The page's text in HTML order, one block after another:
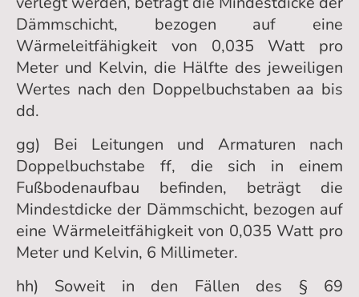
Dämmschicht, bezogen auf eine
Wärmeleitfähigkeit von 0,035 Watt pro
Meter und Kelvin, die Hälfte des jeweiligen
Wertes nach den Doppelbuchstaben aa bis
dd.
gg) Bei Leitungen und Armaturen nach
Doppelbuchstabe ff, die sich in einem
Fußbodenaufbau befinden, beträgt die
Mindestdicke der Dämmschicht, bezogen auf
eine Wärmeleitfähigkeit von 0,035 Watt pro
Meter und Kelvin, 6 Millimeter.
hh) Soweit in den Fällen des § 69